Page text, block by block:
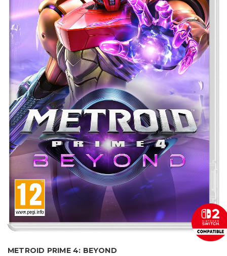
METROID PRIME 4: BEYOND